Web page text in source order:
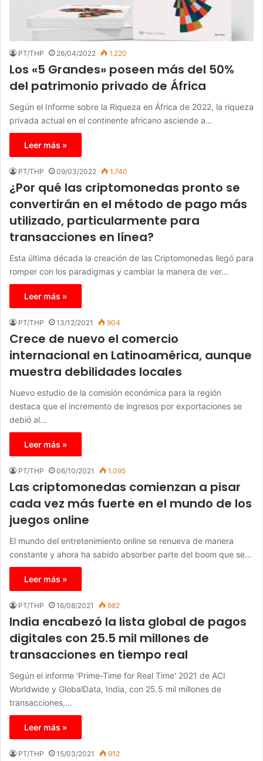
PT/THP 26/04/2022 1.220
Los «5 Grandes» poseen más del 50%
del patrimonio privado de África
Según el Informe sobre la Riqueza en África de 2022, la riqueza
privada actual en el continente africano asciende a…
Leer más »
PT/THP 09/03/2022 1.740
¿Por qué las criptomonedas pronto se
convertirán en el método de pago más
utilizado, particularmente para
transacciones en línea?
Esta última década la creación de las Criptomonedas llegó para
romper con los paradigmas y cambiar la manera de ver…
Leer más »
PT/THP 13/12/2021 904
Crece de nuevo el comercio
internacional en Latinoamérica, aunque
muestra debilidades locales
Nuevo estudio de la comisión económica para la región
destaca que el incremento de ingresos por exportaciones se
debió al…
Leer más »
PT/THP 06/10/2021 1.095
Las criptomonedas comienzan a pisar
cada vez más fuerte en el mundo de los
juegos online
El mundo del entretenimiento online se renueva de manera
constante y ahora ha sabido absorber parte del boom que se…
Leer más »
PT/THP 16/08/2021 982
India encabezó la lista global de pagos
digitales con 25.5 mil millones de
transacciones en tiempo real
Según el informe 'Prime-Time for Real Time' 2021 de ACI
Worldwide y GlobalData, India, con 25.5 mil millones de
transacciones,…
Leer más »
PT/THP 15/03/2021 912